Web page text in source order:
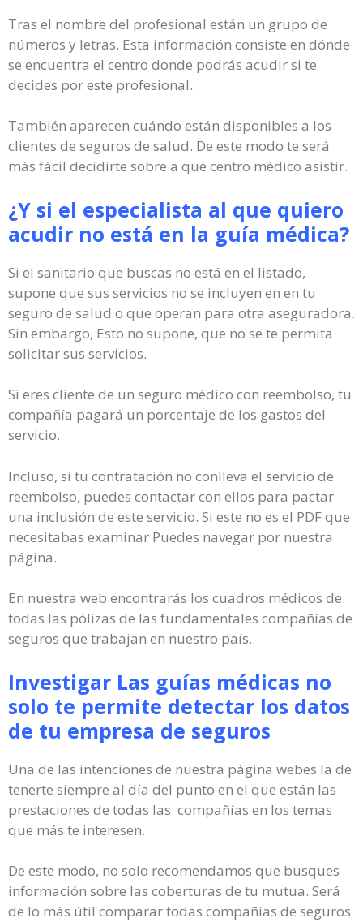
Tras el nombre del profesional están un grupo de
números y letras. Esta información consiste en dónde
se encuentra el centro donde podrás acudir si te
decides por este profesional.
También aparecen cuándo están disponibles a los
clientes de seguros de salud. De este modo te será
más fácil decidirte sobre a qué centro médico asistir.
¿Y si el especialista al que quiero
acudir no está en la guía médica?
Si el sanitario que buscas no está en el listado,
supone que sus servicios no se incluyen en en tu
seguro de salud o que operan para otra aseguradora.
Sin embargo, Esto no supone, que no se te permita
solicitar sus servicios.
Si eres cliente de un seguro médico con reembolso, tu
compañía pagará un porcentaje de los gastos del
servicio.
Incluso, si tu contratación no conlleva el servicio de
reembolso, puedes contactar con ellos para pactar
una inclusión de este servicio. Si este no es el PDF que
necesitabas examinar Puedes navegar por nuestra
página.
En nuestra web encontrarás los cuadros médicos de
todas las pólizas de las fundamentales compañías de
seguros que trabajan en nuestro país.
Investigar Las guías médicas no
solo te permite detectar los datos
de tu empresa de seguros
Una de las intenciones de nuestra página webes la de
tenerte siempre al día del punto en el que están las
prestaciones de todas las compañías en los temas
que más te interesen.
De este modo, no solo recomendamos que busques
información sobre las coberturas de tu mutua. Será
de lo más útil comparar todas compañías de seguros